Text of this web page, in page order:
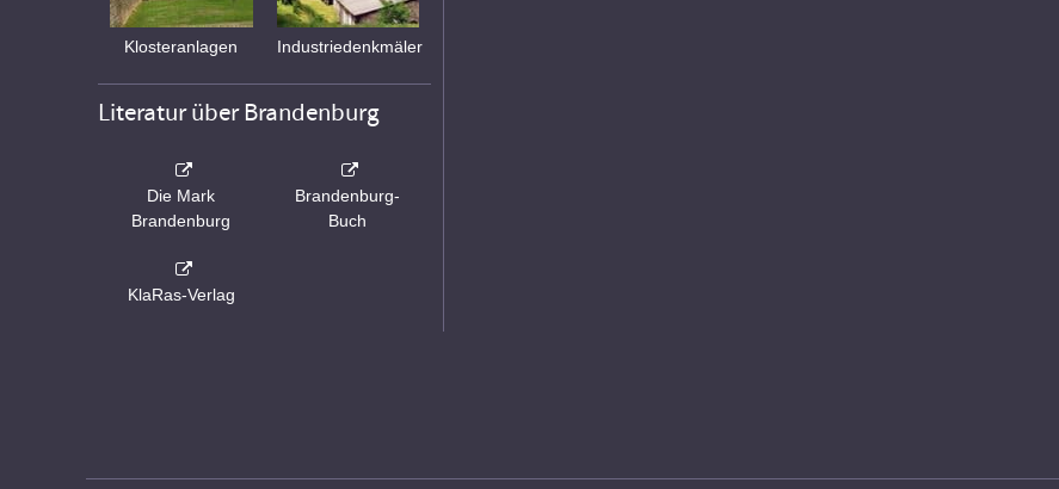
Klosteranlagen Industriedenkmäler
Literatur über Brandenburg
Die Mark
Brandenburg
Brandenburg-
Buch
KlaRas-Verlag